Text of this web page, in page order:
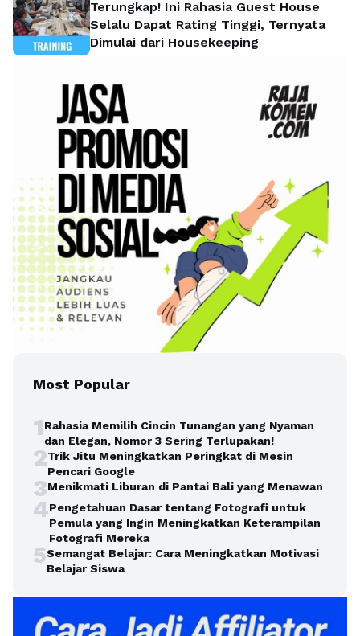
Terungkap! Ini Rahasia Guest House
Selalu Dapat Rating Tinggi, Ternyata
Dimulai dari Housekeeping
Most Popular
1Rahasia Memilih Cincin Tunangan yang Nyaman
dan Elegan, Nomor 3 Sering Terlupakan!
2Trik Jitu Meningkatkan Peringkat di Mesin
Pencari Google
3Menikmati Liburan di Pantai Bali yang Menawan
4Pengetahuan Dasar tentang Fotografi untuk
Pemula yang Ingin Meningkatkan Keterampilan
Fotografi Mereka
5Semangat Belajar: Cara Meningkatkan Motivasi
Belajar Siswa